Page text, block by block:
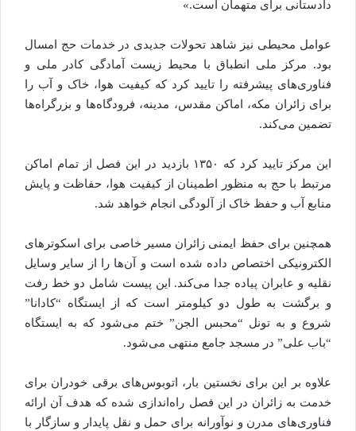
دادستانی برای متهمان است.»
عوامل محیطی نیز شاهد تحولات جدیدی در خدمات حج امسال
بود. مرکز ملی انطباق با محیط زیست آمادگی کادر ملی و
فناوری‌های پیشرفته را تایید کرد که کیفیت هوا، خاک و آب را
برای زائران مکه، اماکن مقدس، مدینه، فرودگاه‌ها و بزرگراه‌ها
تضمین می‌کند.
این مرکز تایید کرد که ۱۳۵۰ بازدید در این فصل از تمام اماکن
مرتبط با حج به منظور اطمینان از کیفیت هوا، حفاظت و پایش
منابع آب و حفظ خاک از آلودگی انجام خواهد شد.
همچنین برای حفظ ایمنی زائران مسیر خاصی برای اسکوترهای
الکترونیکی اختصاص داده شده است و آن‌ها را از سایر وسایل
نقلیه و عابران پیاده جدا می‌کند. این پیست شامل دو خط رفت
و برگشت به طول دو کیلومتر است که از ایستگاه “کادانا”
شروع و به تونل “محبس الجن” ختم می‌شود که به ایستگاه
“باب علی” در مسجد جامع منتهی می‌شود.
علاوه بر این برای نخستین بار، اتوبوس‌های برقی خودران برای
خدمت به زائران در این فصل راه‌اندازی شده که هدف آن ارائه
فناوری‌های مدرن و نوآورانه برای حمل و نقل پایدار و سازگار با